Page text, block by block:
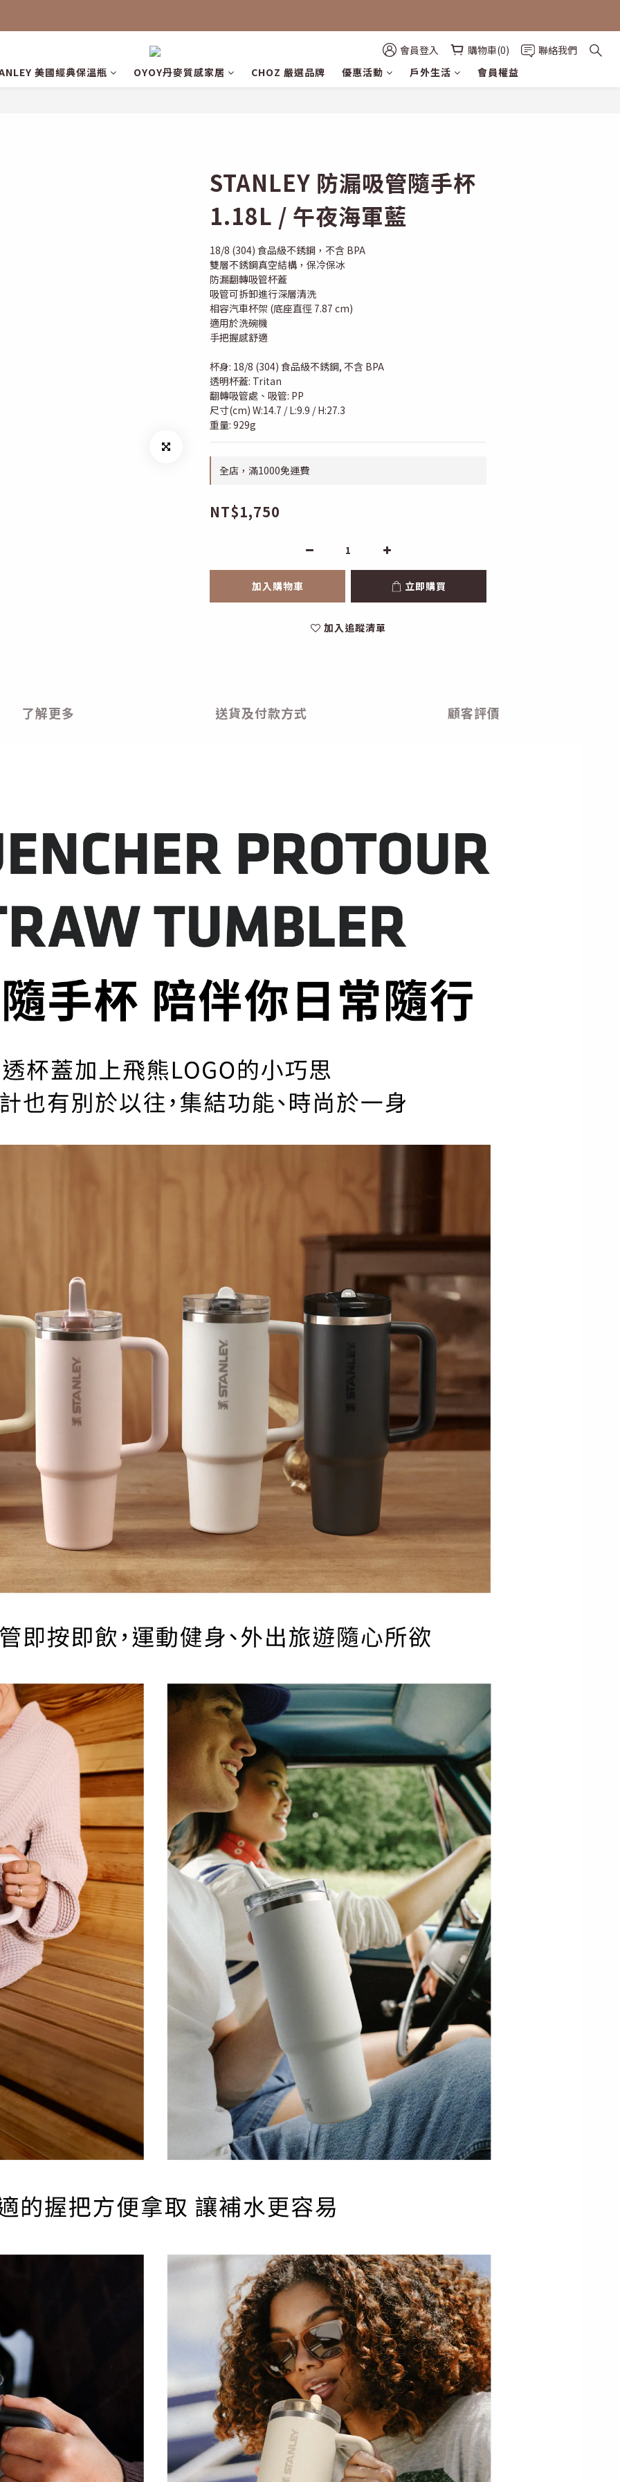
會員登入 購物車(0)
聯絡我們
美國經典保溫瓶
OYOY丹麥質感家居 CHOZ 嚴選品牌 優惠活動 戶外生活 會員權益
STANLEY 防漏吸管隨手杯
1.18L / 午夜海軍藍
18/8 (304) 食品級不銹鋼，不含 BPA
雙層不銹鋼真空結構，保冷保冰
防漏翻轉吸管杯蓋
吸管可拆卸進行深層清洗
相容汽車杯架 (底座直徑 7.87 cm)
適用於洗碗機
手把握感舒適
杯身: 18/8 (304) 食品級不銹鋼, 不含 BPA
透明杯蓋: Tritan
翻轉吸管處、吸管: PP
尺寸(cm) W:14.7 / L:9.9 / H:27.3
重量: 929g
全店，滿1000免運費
NT$1,750
加入購物車 立即購買
加入追蹤清單
了解更多 送貨及付款方式 顧客評價